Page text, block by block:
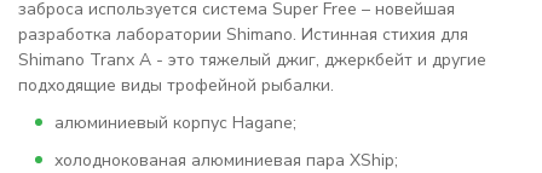
заброса используется система Super Free – новейшая
разработка лаборатории Shimano. Истинная стихия для
Shimano Tranx A - это тяжелый джиг, джеркбейт и другие
подходящие виды трофейной рыбалки.
алюминиевый корпус Hagane;
холоднокованая алюминиевая пара XShip;